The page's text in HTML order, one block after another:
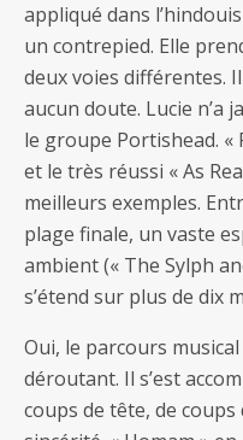
appliqué dans
un contrepied. Elle
deux voies différentes.
aucun doute. Lucie n’a
le groupe Portishead. «
et le très réussi « As
meilleurs exemples.
plage finale, un vaste
ambient (« The Sylph
s’étend sur plus de dix
Oui, le parcours
déroutant. Il s’est
coups de tête, de